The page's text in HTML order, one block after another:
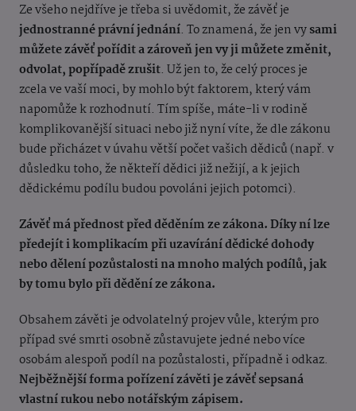
Ze všeho nejdříve je třeba si uvědomit, že závěť je
jednostranné právní jednání. To znamená, že jen vysami
můžete závěť pořídit a zároveň jen vy ji můžete změnit,
odvolat, popřípadě zrušit. Už jen to, že celý proces je
zcela ve vaší moci, by mohlo být faktorem, který vám
napomůže k rozhodnutí. Tím spíše, máte-li v rodině
komplikovanější situaci nebo již nyní víte, že dle zákonu
bude přicházet v úvahu větší počet vašich dědiců (např. v
důsledku toho, že někteří dědici již nežijí, a k jejich
dědickému podílu budou povoláni jejich potomci).
Závěť má přednost před děděním ze zákona. Díky ní lze
předejít i komplikacím při uzavírání dědické dohody
nebo dělení pozůstalosti na mnoho malých podílů, jak
by tomu bylo při dědění ze zákona.
Obsahem závěti je odvolatelný projev vůle, kterým pro
případ své smrti osobně zůstavujete jedné nebo více
osobám alespoň podíl na pozůstalosti, případně i odkaz.
Nejběžnějšíforma pořízení závěti je závěť sepsaná
vlastní rukou nebo notářským zápisem.